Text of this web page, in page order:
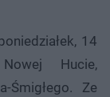
14
Hucie,
Ze